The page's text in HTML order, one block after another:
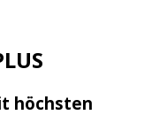
höchsten